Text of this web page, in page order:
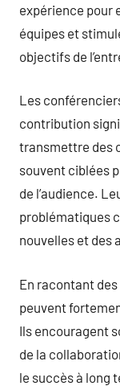
expérience pour
équipes et
objectifs de
Les
contribution
transmettre des
souvent ciblées
de l’audience.
problématiques
nouvelles et des
En racontant
peuvent
Ils encouragent
de la
le succès à long